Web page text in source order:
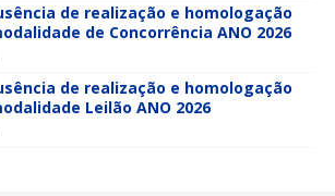
de realização e homologação
de Concorrência ANO 2026
de realização e homologação
Leilão ANO 2026